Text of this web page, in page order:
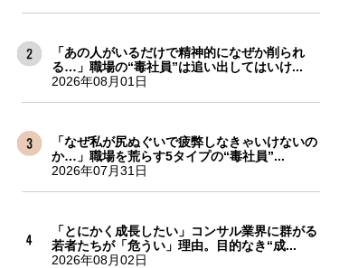
「あの人がいるだけで精神的になぜか削られ
る…」職場の“毒社員”は追い出してはいけ...
2026年08月01日
「なぜ私が尻ぬぐいで疲弊しなきゃいけないの
か…」職場を荒らす5タイプの“毒社員”...
2026年07月31日
「とにかく成長したい」コンサル業界に群がる
若者たちが「危うい」理由。目的なき“成...
2026年08月02日